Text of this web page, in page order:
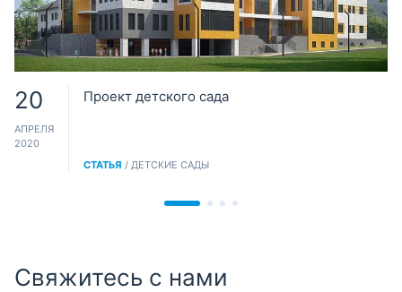
20
АПРЕЛЯ
2020
Проект детского сада
СТАТЬЯ / ДЕТСКИЕ САДЫ
Свяжитесь с нами